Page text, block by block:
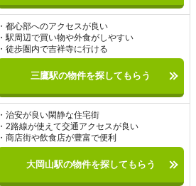
・都心部へのアクセスが良い
・駅周辺で買い物や外食がしやすい
・徒歩圏内で吉祥寺に行ける
三鷹駅の物件を探してもらう
・治安が良い閑静な住宅街
・2路線が使えて交通アクセスが良い
・商店街や飲食店が豊富で便利
大岡山駅の物件を探してもらう